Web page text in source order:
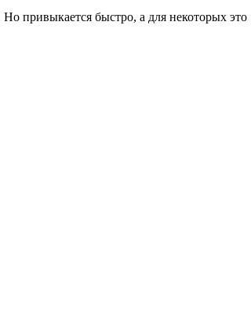
привыкается быстро, а для некоторых это